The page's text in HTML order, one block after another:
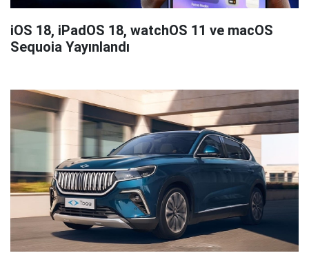
iOS 18, iPadOS 18, watchOS 11 ve macOS
Sequoia Yayınlandı